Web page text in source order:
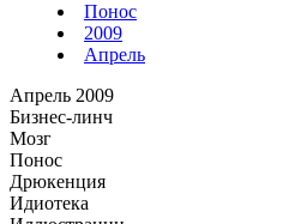
Понос
2009
Апрель
Апрель 2009
Бизнес-линч
Мозг
Понос
Дрюкенция
Идиотека